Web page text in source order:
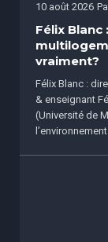
10 août 2026
Félix
vraiment?
Félix Blanc :
& enseignant
(Université de